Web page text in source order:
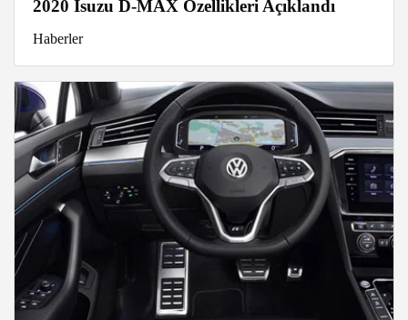
2020 Isuzu D-MAX Özellikleri Açıklandı
Haberler